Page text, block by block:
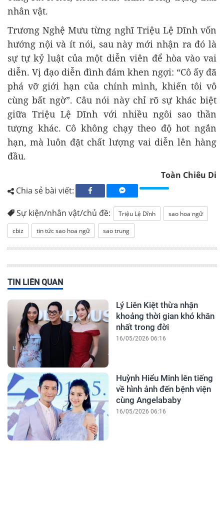
nhân vật.
Trương Nghệ Mưu từng nghĩ Triệu Lệ Dĩnh vốn
hướng nội và ít nói, sau này mới nhận ra đó là
sự tự kỷ luật của một diễn viên để hòa vào vai
diễn. Vị đạo diễn đình đám khen ngợi: “Cô ấy đã
phá vỡ giới hạn của chính mình, khiến tôi vô
cùng bất ngờ”. Câu nói này chỉ rõ sự khác biệt
giữa Triệu Lệ Dĩnh với nhiều ngôi sao thần
tượng khác. Cô không chạy theo độ hot ngắn
hạn, mà luôn đặt chất lượng vai diễn lên hàng
đầu.
Toàn Chiêu Di
Chia sẻ bài viết:
Sự kiện/nhân vật/chủ đề: Triệu Lệ Dĩnh
sao hoa ngữ
cbiz
tin tức sao hoa ngữ sao trung
TIN LIÊN QUAN
Lý Liên Kiệt thừa nhận
khoảng thời gian khó khăn
nhất trong đời
16/05/2026 06:16
Huỳnh Hiểu Minh lên tiếng
về hình ảnh đến bệnh viện
cùng Angelababy
16/05/2026 06:16